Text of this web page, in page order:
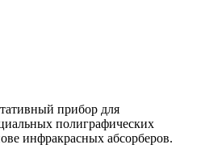
прибор для
полиграфических
инфракрасных абсорберов.